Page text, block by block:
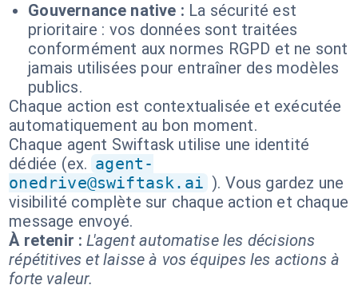
Gouvernance native : La sécurité est
prioritaire : vos données sont traitées
conformément aux normes RGPD et ne sont
jamais utilisées pour entraîner des modèles
publics.
Chaque action est contextualisée et exécutée
automatiquement au bon moment.
Chaque agent Swiftask utilise une identité
dédiée (ex. agent-
onedrive@swiftask.ai ). Vous gardez une
visibilité complète sur chaque action et chaque
message envoyé.
À retenir : L'agent automatise les décisions
répétitives et laisse à vos équipes les actions à
forte valeur.